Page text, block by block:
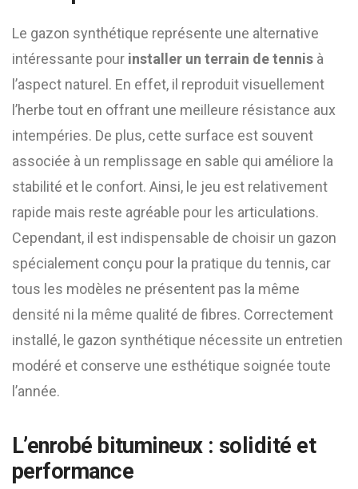
Le gazon synthétique représente une alternative
intéressante pour installer un terrain de tennis à
l’aspect naturel. En effet, il reproduit visuellement
l’herbe tout en offrant une meilleure résistance aux
intempéries. De plus, cette surface est souvent
associée à un remplissage en sable qui améliore la
stabilité et le confort. Ainsi, le jeu est relativement
rapide mais reste agréable pour les articulations.
Cependant, il est indispensable de choisir un gazon
spécialement conçu pour la pratique du tennis, car
tous les modèles ne présentent pas la même
densité ni la même qualité de fibres. Correctement
installé, le gazon synthétique nécessite un entretien
modéré et conserve une esthétique soignée toute
l’année.
L’enrobé bitumineux : solidité et
performance